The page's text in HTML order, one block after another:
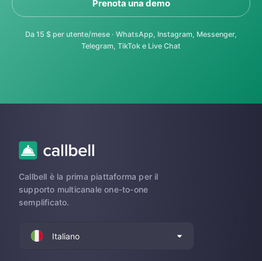
Prenota una demo
Da 15 $ per utente/mese · WhatsApp, Instagram, Messenger,
Telegram, TikTok e Live Chat
Callbell è la prima piattaforma per il
supporto multicanale one-to-one
semplificato.
Italiano